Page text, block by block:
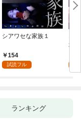
シアワセな家族１
154
試読フル
地
ランキング